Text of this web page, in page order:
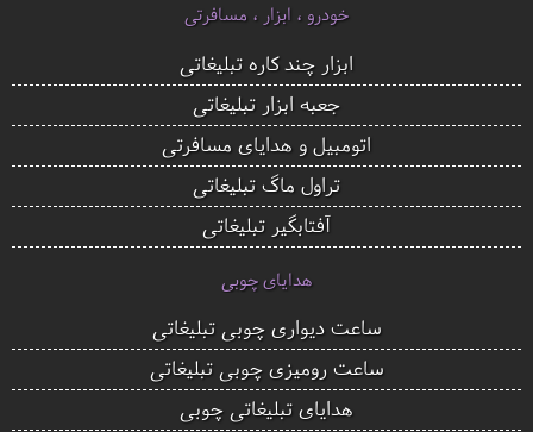
خودرو ، ابزار ، مسافرتی
ابزار چند کاره تبلیغاتی
جعبه ابزار تبلیغاتی
اتومبیل و هدایای مسافرتی
تراول ماگ تبلیغاتی
آفتابگیر تبلیغاتی
هدایای چوبی
ساعت دیواری چوبی تبلیغاتی
ساعت رومیزی چوبی تبلیغاتی
هدایای تبلیغاتی چوبی